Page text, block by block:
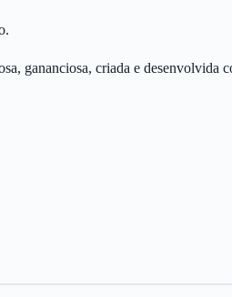
gananciosa, criada e desenvolvida